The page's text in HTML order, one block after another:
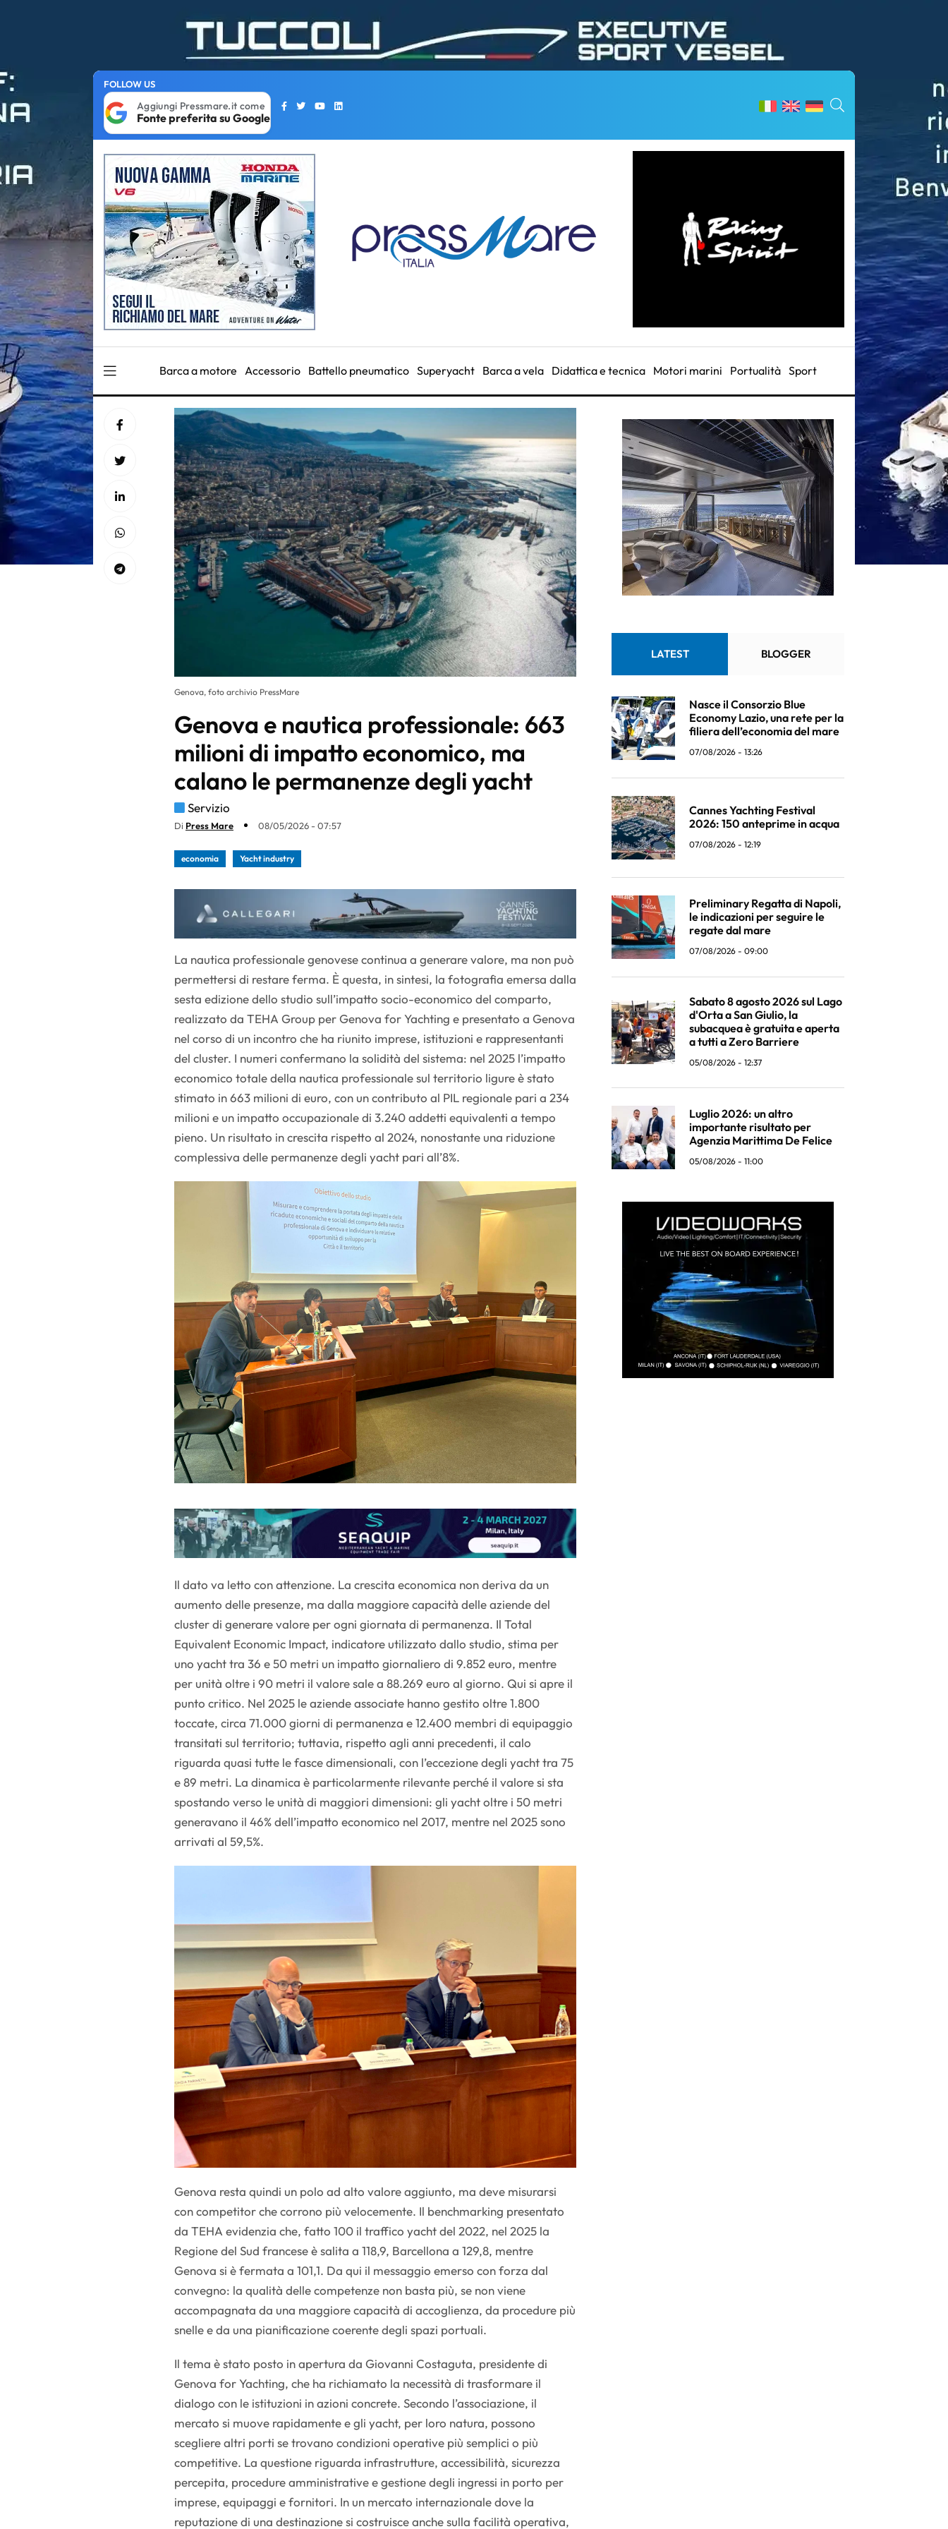
FOLLOW US
Aggiungi Pressmare.it come
Fonte preferita su Google
Barca a motore Accessorio Battello pneumatico Superyacht Barca a vela Didattica e tecnica Motori marini Portualità Sport
Genova, foto archivio PressMare
Genova e nautica professionale: 663
milioni di impatto economico, ma
calano le permanenze degli yacht
Servizio
Di Press Mare 08/05/2026 - 07:57
economia Yacht industry
La nautica professionale genovese continua a generare valore, ma non può
permettersi di restare ferma. È questa, in sintesi, la fotografia emersa dalla
sesta edizione dello studio sull’impatto socio-economico del comparto,
realizzato da TEHA Group per Genova for Yachting e presentato a Genova
nel corso di un incontro che ha riunito imprese, istituzioni e rappresentanti
del cluster. I numeri confermano la solidità del sistema: nel 2025 l’impatto
economico totale della nautica professionale sul territorio ligure è stato
stimato in 663 milioni di euro, con un contributo al PIL regionale pari a 234
milioni e un impatto occupazionale di 3.240 addetti equivalenti a tempo
pieno. Un risultato in crescita rispetto al 2024, nonostante una riduzione
complessiva delle permanenze degli yacht pari all’8%.
Il dato va letto con attenzione. La crescita economica non deriva da un
aumento delle presenze, ma dalla maggiore capacità delle aziende del
cluster di generare valore per ogni giornata di permanenza. Il Total
Equivalent Economic Impact, indicatore utilizzato dallo studio, stima per
uno yacht tra 36 e 50 metri un impatto giornaliero di 9.852 euro, mentre
per unità oltre i 90 metri il valore sale a 88.269 euro al giorno. Qui si apre il
punto critico. Nel 2025 le aziende associate hanno gestito oltre 1.800
toccate, circa 71.000 giorni di permanenza e 12.400 membri di equipaggio
transitati sul territorio; tuttavia, rispetto agli anni precedenti, il calo
riguarda quasi tutte le fasce dimensionali, con l’eccezione degli yacht tra 75
e 89 metri. La dinamica è particolarmente rilevante perché il valore si sta
spostando verso le unità di maggiori dimensioni: gli yacht oltre i 50 metri
generavano il 46% dell’impatto economico nel 2017, mentre nel 2025 sono
arrivati al 59,5%.
Genova resta quindi un polo ad alto valore aggiunto, ma deve misurarsi
con competitor che corrono più velocemente. Il benchmarking presentato
da TEHA evidenzia che, fatto 100 il traffico yacht del 2022, nel 2025 la
Regione del Sud francese è salita a 118,9, Barcellona a 129,8, mentre
Genova si è fermata a 101,1. Da qui il messaggio emerso con forza dal
convegno: la qualità delle competenze non basta più, se non viene
accompagnata da una maggiore capacità di accoglienza, da procedure più
snelle e da una pianificazione coerente degli spazi portuali.
Il tema è stato posto in apertura da Giovanni Costaguta, presidente di
Genova for Yachting, che ha richiamato la necessità di trasformare il
dialogo con le istituzioni in azioni concrete. Secondo l’associazione, il
mercato si muove rapidamente e gli yacht, per loro natura, possono
scegliere altri porti se trovano condizioni operative più semplici o più
competitive. La questione riguarda infrastrutture, accessibilità, sicurezza
percepita, procedure amministrative e gestione degli ingressi in porto per
imprese, equipaggi e fornitori. In un mercato internazionale dove la
reputazione di una destinazione si costruisce anche sulla facilità operativa,
LATEST BLOGGER
Nasce il Consorzio Blue
Economy Lazio, una rete per la
filiera dell’economia del mare
07/08/2026 - 13:26
Cannes Yachting Festival
2026: 150 anteprime in acqua
07/08/2026 - 12:19
Preliminary Regatta di Napoli,
le indicazioni per seguire le
regate dal mare
07/08/2026 - 09:00
Sabato 8 agosto 2026 sul Lago
d'Orta a San Giulio, la
subacquea è gratuita e aperta
a tutti a Zero Barriere
05/08/2026 - 12:37
Luglio 2026: un altro
importante risultato per
Agenzia Marittima De Felice
05/08/2026 - 11:00